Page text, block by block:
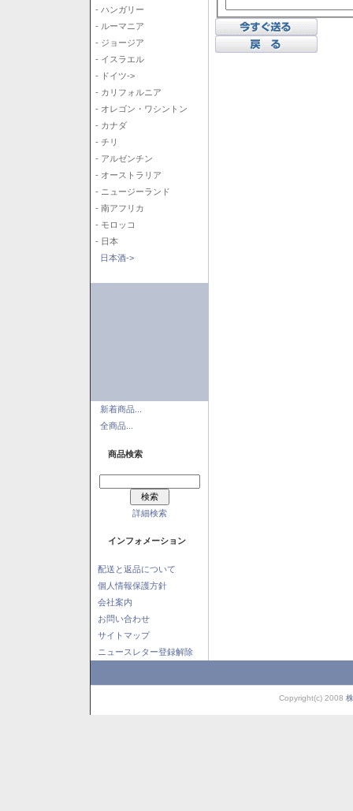
- ハンガリー
- ルーマニア
- ジョージア
- イスラエル
- ドイツ->
- カリフォルニア
- オレゴン・ワシントン
- カナダ
- チリ
- アルゼンチン
- オーストラリア
- ニュージーランド
- 南アフリカ
- モロッコ
- 日本
日本酒->
新着商品...
全商品...
商品検索
詳細検索
インフォメーション
配送と返品について
個人情報保護方針
会社案内
お問い合わせ
サイトマップ
ニュースレター登録解除
Copyright(c) 2008